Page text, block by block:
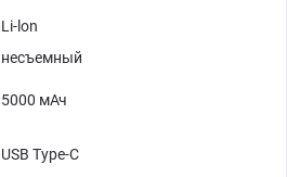
Li-lon
несъемный
5000 мАч
USB Type-C